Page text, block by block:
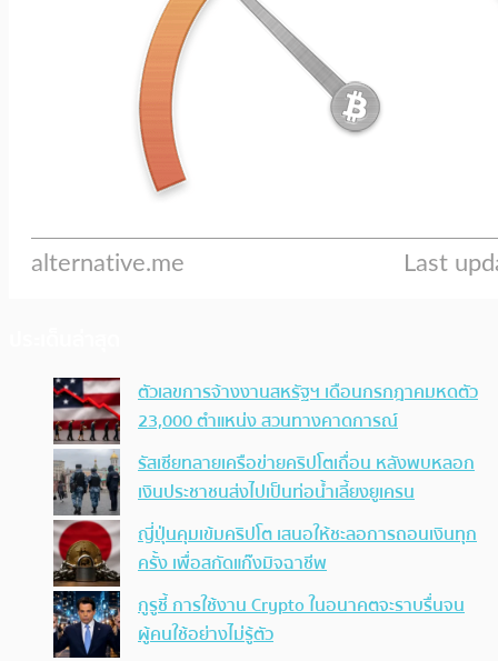
ตัวเลขการจ้างงานสหรัฐฯ เดือนกรกฎาคมหดตัว
23,000 ตำแหน่ง สวนทางคาดการณ์
รัสเซียทลายเครือข่ายคริปโตเถื่อน หลังพบหลอก
เงินประชาชนส่งไปเป็นท่อน้ำเลี้ยงยูเครน
ญี่ปุ่นคุมเข้มคริปโต เสนอให้ชะลอการถอนเงินทุก
ครั้ง เพื่อสกัดแก๊งมิจฉาชีพ
กูรูชี้ การใช้งาน Crypto ในอนาคตจะราบรื่นจน
ผู้คนใช้อย่างไม่รู้ตัว